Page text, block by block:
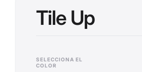
Tile Up
SELECCIONA EL
COLOR